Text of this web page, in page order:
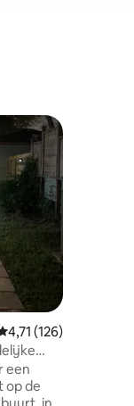
4,71 (126)
een
op de